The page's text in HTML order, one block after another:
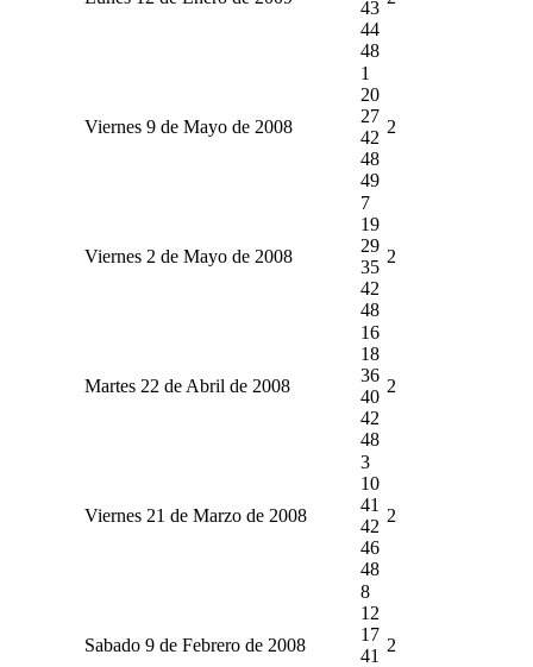
43
44
48
Viernes 9 de Mayo de 2008
1
20
27
42
48
49
2
Viernes 2 de Mayo de 2008
7
19
29
35
42
48
2
Martes 22 de Abril de 2008
16
18
36
40
42
48
2
Viernes 21 de Marzo de 2008
3
10
41
42
46
48
2
Sabado 9 de Febrero de 2008
8
12
17
41
2